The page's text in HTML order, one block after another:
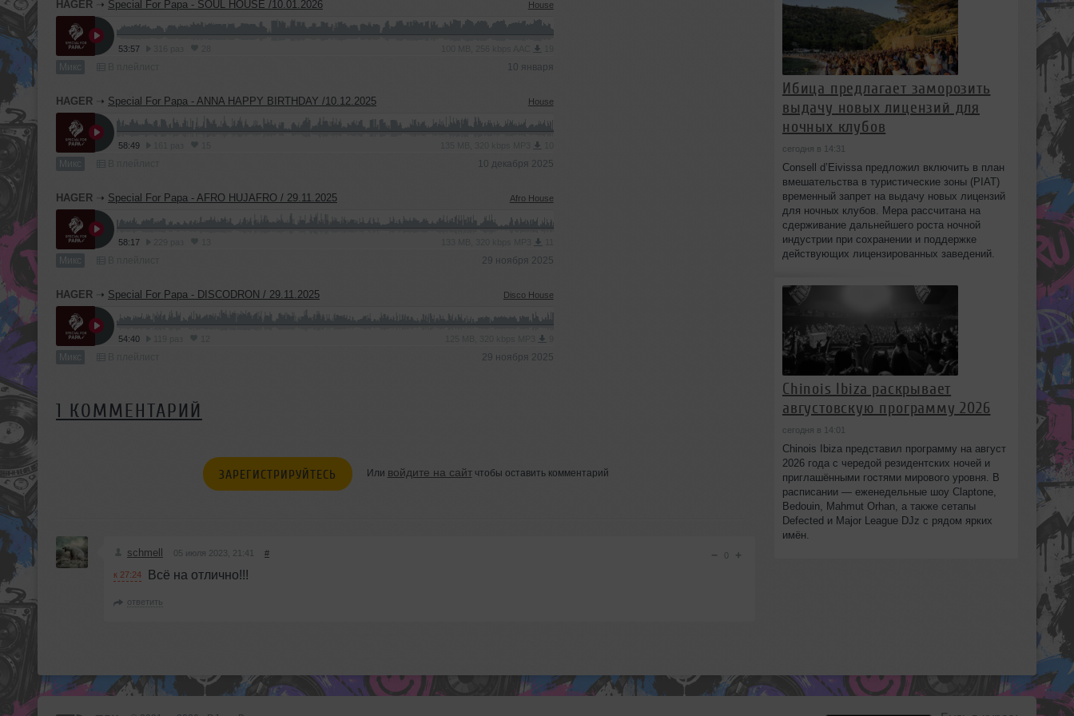
HAGER ➝ Special For Papa - SOUL HOUSE /10.01.2026 House
53:57
Микс 10 января
HAGER ➝ Special For Papa - ANNA HAPPY BIRTHDAY /10.12.2025 House
58:49
Микс 10 декабря 2025
HAGER ➝ Special For Papa - AFRO HUJAFRO / 29.11.2025 Afro House
58:17
Микс 29 ноября 2025
HAGER ➝ Special For Papa - DISCODRON / 29.11.2025 Disco House
54:40
Микс 29 ноября 2025
1 КОММЕНТАРИЙ
ЗАРЕГИСТРИРУЙТЕСЬ Или войдите на сайтчтобы оставить комментарий
schmell 05 июля 2023, 21:41 # − 0 +
к 27:24 Всё на отлично!!!
ответить
Ибица предлагает заморозить
выдачу новых лицензий для
ночных клубов
сегодня в 14:31
Consell d’Eivissa предложил включить в план
вмешательства в туристические зоны (PIAT)
временный запрет на выдачу новых лицензий
для ночных клубов. Мера рассчитана на
сдерживание дальнейшего роста ночной
индустрии при сохранении и поддержке
действующих лицензированных заведений.
Chinois Ibiza раскрывает
августовскую программу 2026
сегодня в 14:01
Chinois Ibiza представил программу на август
2026 года с чередой резидентских ночей и
приглашёнными гостями мирового уровня. В
расписании — еженедельные шоу Claptone,
Bedouin, Mahmut Orhan, а также сетапы
Defected и Major League DJz с рядом ярких
имён.